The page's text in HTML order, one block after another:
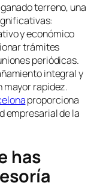
terreno, una
y económico
trámites
periódicas.
integral y
mayor rapidez.
proporciona
empresarial de la
has